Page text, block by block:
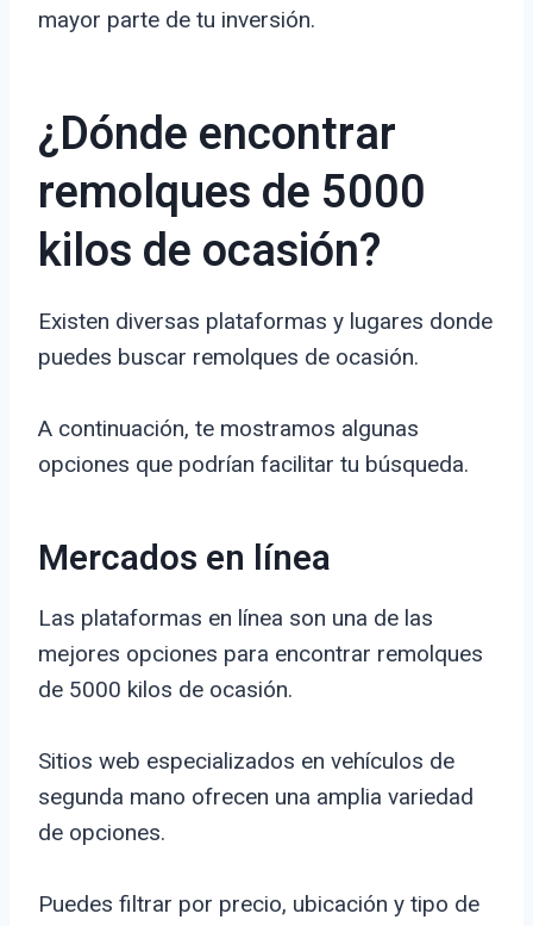
mayor parte de tu inversión.
¿Dónde encontrar
remolques de 5000
kilos de ocasión?
Existen diversas plataformas y lugares donde
puedes buscar remolques de ocasión.
A continuación, te mostramos algunas
opciones que podrían facilitar tu búsqueda.
Mercados en línea
Las plataformas en línea son una de las
mejores opciones para encontrar remolques
de 5000 kilos de ocasión.
Sitios web especializados en vehículos de
segunda mano ofrecen una amplia variedad
de opciones.
Puedes filtrar por precio, ubicación y tipo de